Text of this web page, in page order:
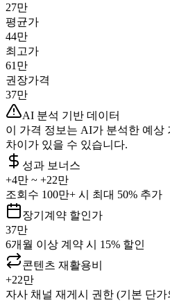
27만
평균가
44만
최고가
61만
권장가격
37만
AI 분석 기반 데이터
이 가격 정보는 AI가 분석한 예상
차이가 있을 수 있습니다.
성과 보너스
+4만 ~ +22만
조회수 100만+ 시 최대 50% 추가
장기계약 할인가
37만
6개월 이상 계약 시 15% 할인
콘텐츠 재활용비
+22만
자사 채널 재게시 권한 (기본 단가